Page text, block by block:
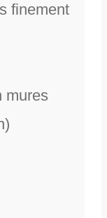
finement
mures